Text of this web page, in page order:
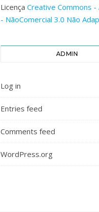
Licença Creative Commons -
- NãoComercial 3.0 Não
ADMIN
Log in
Entries feed
Comments feed
WordPress.org